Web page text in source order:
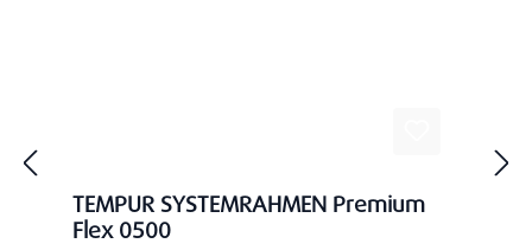
TEMPUR SYSTEMRAHMEN Premium
Flex 0500